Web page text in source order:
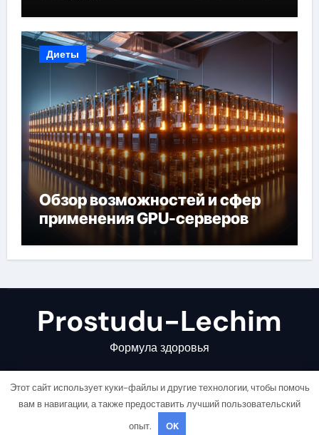
Диеты
Обзор возможностей и сфер
применения GPU-серверов
Prostudu-Lechim
Формула здоровья
Copyright © All rights reserved |
Этот сайт использует куки-файлы и другие технологии, чтобы помочь
вам в навигации, а также предоставить лучший пользовательский
опыт.
OK